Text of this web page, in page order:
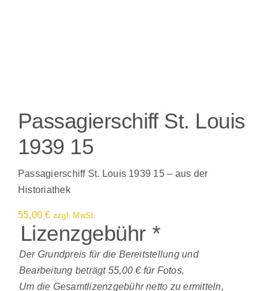
Passagierschiff St. Louis
1939 15
Passagierschiff St. Louis 1939 15 – aus der
Historiathek
55,00€ zzgl. MwSt.
Lizenzgebühr *
Der Grundpreis für die Bereitstellung und
Bearbeitung beträgt 55,00 € für Fotos.
Um die Gesamtlizenzgebühr netto zu ermitteln,